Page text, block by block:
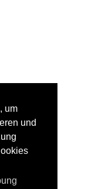
um
und